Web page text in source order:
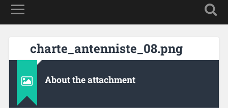
charte_antenniste_08.png
About the attachment